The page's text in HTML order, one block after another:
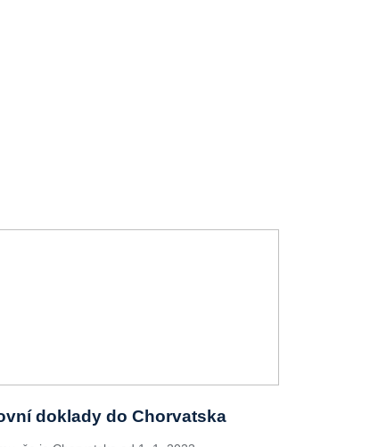
doklady do Chorvatska